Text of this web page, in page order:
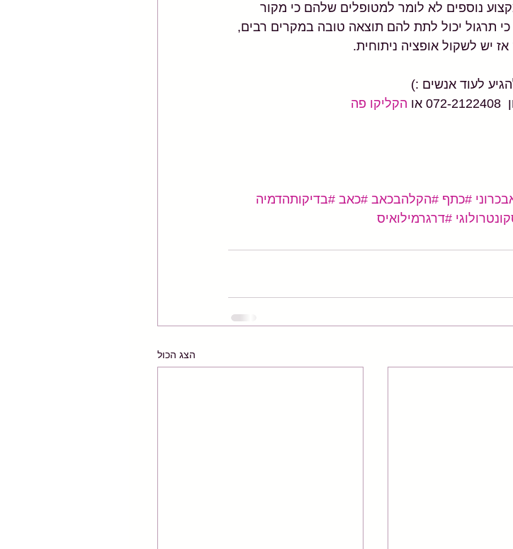
נוספים לא לומר למטופלים שלהם כי מקור
תרגול יכול לתת להם תוצאה טובה במקרים רבים,
יש לשקול אופציה ניתוחית.
לעוד אנשים :)
הקליקו פה
#כתף #הקלהבכאב #כאב #בדיקותהדמיה
#דרגרמילואיס
הצג הכול